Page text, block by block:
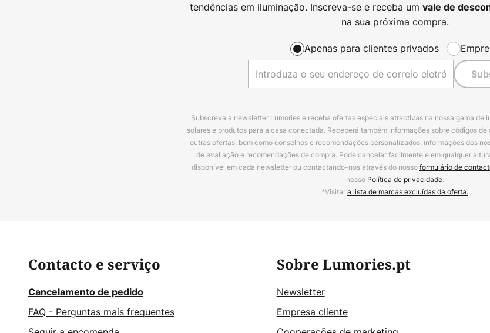
tendências em iluminação. Inscreva-se e receba um vale de
na sua próxima compra.
Apenas para clientes privados
Subscreva a newsletter Lumories e receba ofertas especiais atractivas na nossa gama de
solares e produtos para a casa conectada. Receberá também informações sobre códigos
outras ofertas, bem como conselhos e recomendações personalizados, informações dos
de avaliação e recomendações de compra. Pode cancelar facilmente e em qualquer
disponível em cada newsletter ou contactando-nos através do nossoformulário de
nosso Política de privacidade.
*Visitara lista de marcas excluídas da oferta.
Contacto e serviço
Cancelamento de pedido
FAQ - Perguntas mais frequentes
Sobre Lumories.pt
Newsletter
Empresa cliente